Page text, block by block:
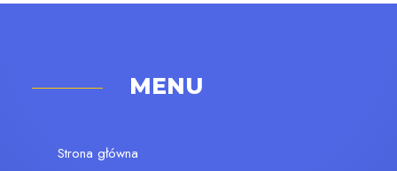
MENU
Strona główna